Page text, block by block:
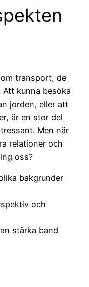
transport; de
Att kunna besöka
jorden, eller att
är en stor del
Men när
relationer och
oss?
bakgrunder
och
stärka band